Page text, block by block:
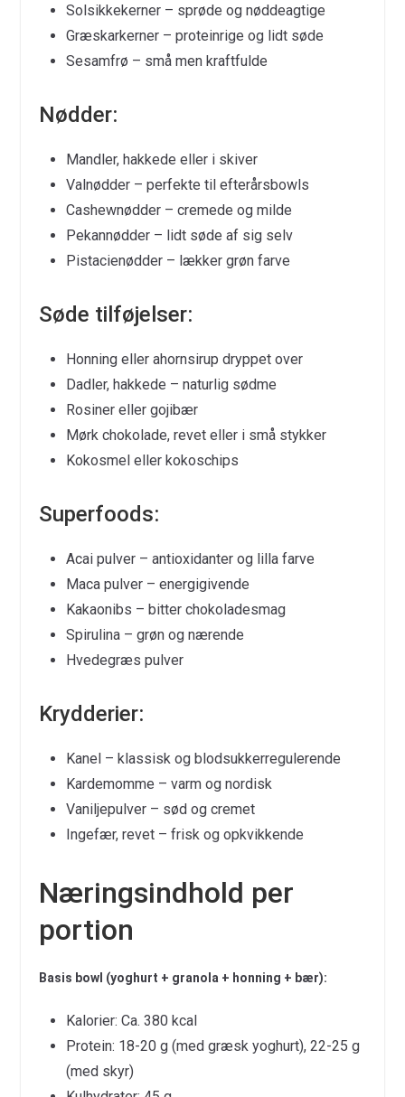
Solsikkekerner – sprøde og nøddeagtige
Græskarkerner – proteinrige og lidt søde
Sesamfrø – små men kraftfulde
Nødder:
Mandler, hakkede eller i skiver
Valnødder – perfekte til efterårsbowls
Cashewnødder – cremede og milde
Pekannødder – lidt søde af sig selv
Pistacienødder – lækker grøn farve
Søde tilføjelser:
Honning eller ahornsirup dryppet over
Dadler, hakkede – naturlig sødme
Rosiner eller gojibær
Mørk chokolade, revet eller i små stykker
Kokosmel eller kokoschips
Superfoods:
Acai pulver – antioxidanter og lilla farve
Maca pulver – energigivende
Kakaonibs – bitter chokoladesmag
Spirulina – grøn og nærende
Hvedegræs pulver
Krydderier:
Kanel – klassisk og blodsukkerregulerende
Kardemomme – varm og nordisk
Vaniljepulver – sød og cremet
Ingefær, revet – frisk og opkvikkende
Næringsindhold per
portion
Basis bowl (yoghurt + granola + honning + bær):
Kalorier: Ca. 380 kcal
Protein: 18-20 g (med græsk yoghurt), 22-25 g
(med skyr)